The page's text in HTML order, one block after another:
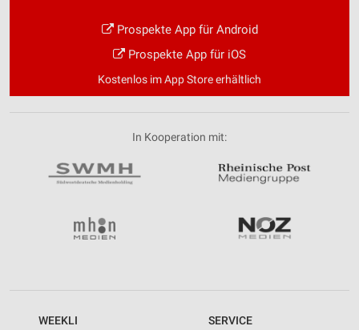
Prospekte App für Android
Prospekte App für iOS
Kostenlos im App Store erhältlich
In Kooperation mit:
WEEKLI SERVICE